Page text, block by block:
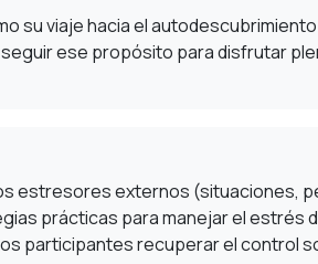
su viaje hacia el autodescubrimiento
ese propósito para disfrutar
estresores externos (situaciones,
prácticas para manejar el estrés
participantes recuperar el control